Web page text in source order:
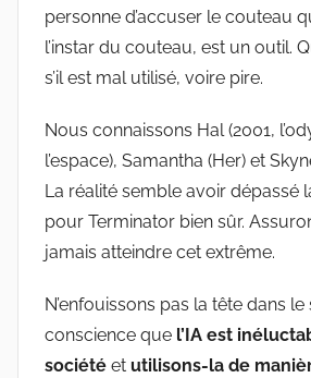
personne d’accuser le couteau
l’instar du couteau, est un outil.
s’il est mal utilisé, voire pire.
Nous connaissons Hal (2001,
l’espace), Samantha (Her) et
La réalité semble avoir dépassé
pour Terminator bien sûr.
jamais atteindre cet extrême.
N’enfouissons pas la tête dans
conscience que l’IA est
société et utilisons-la de